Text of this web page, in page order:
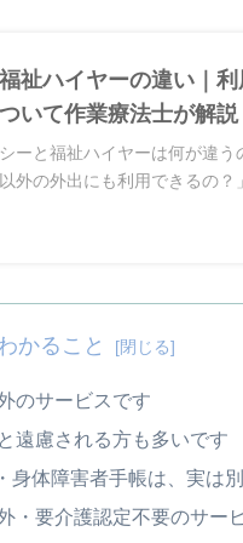
祉ハイヤーの違い｜
いて作業療法士が解説
ーと福祉ハイヤーは何が違う
外の外出にも利用できるの？
かること
のサービスです
遠慮される方も多いです
身体障害者手帳は、実は
・要介護認定不要のサー